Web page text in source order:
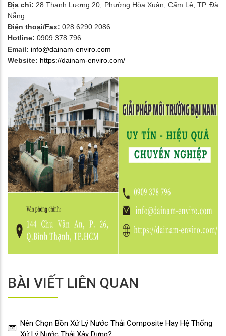
Địa chỉ: 28 Thanh Lương 20, Phường Hòa Xuân, Cẩm Lệ, TP. Đà
Nẵng.
Điện thoại/Fax: 028 6290 2086
Hotline: 0909 378 796
Email: info@dainam-enviro.com
Website: https://dainam-enviro.com/
BÀI VIẾT LIÊN QUAN
Nên Chọn Bồn Xử Lý Nước Thải Composite Hay Hệ Thống